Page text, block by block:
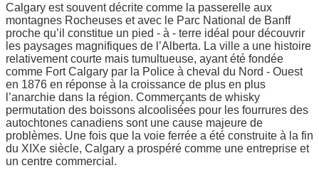
Calgary est souvent décrite comme la passerelle aux
montagnes Rocheuses et avec le Parc National de Banff
proche qu’il constitue un pied - à - terre idéal pour découvrir
les paysages magnifiques de l’Alberta. La ville a une histoire
relativement courte mais tumultueuse, ayant été fondée
comme Fort Calgary par la Police à cheval du Nord - Ouest
en 1876 en réponse à la croissance de plus en plus
l’anarchie dans la région. Commerçants de whisky
permutation des boissons alcoolisées pour les fourrures des
autochtones canadiens sont une cause majeure de
problèmes. Une fois que la voie ferrée a été construite à la fin
du XIXe siècle, Calgary a prospéré comme une entreprise et
un centre commercial.